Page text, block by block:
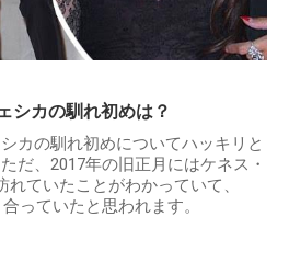
シカの馴れ初めは？
カの馴れ初めについてハッキリと
だ、2017年の旧正月にはケネス・
ていたことがわかっていて、
っていたと思われます。